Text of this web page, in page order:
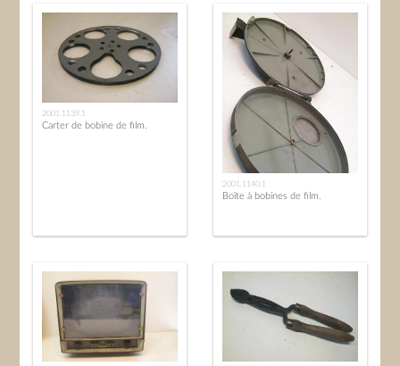
2001.1139.1
Carter de bobine de film.
2001.1140.1
Boîte à bobines de film.